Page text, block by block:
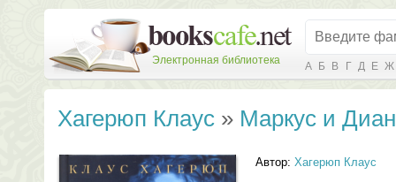
Электронная библиотека А Б В Г Д Е Ж
Хагерюп Клаус » Маркус и
Автор: Хагерюп Клаус